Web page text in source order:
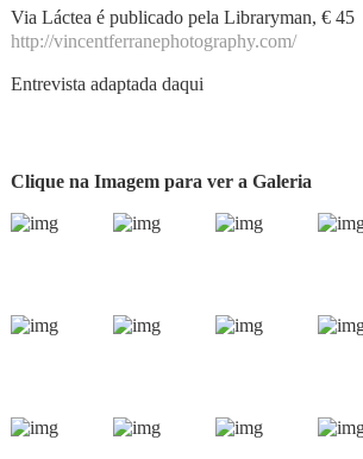
Via Láctea é publicado pela Libraryman, € 45
http://vincentferranephotography.com/
Entrevista adaptada daqui
Clique na Imagem para ver a Galeria